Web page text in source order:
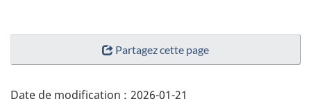
"Détails
page"
Partagez cette page
Date de modification : 2026-01-21